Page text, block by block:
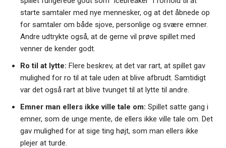
starte samtaler med nye mennesker, og at det åbnede op
for samtaler om både sjove, personlige og svære emner.
Andre udtrykte også, at de gerne vil prøve spillet med
venner de kender godt.
Ro til at lytte: Flere beskrev, at det var rart, at spillet gav
mulighed for ro til at tale uden at blive afbrudt. Samtidigt
var det også rart at blive tvunget til at lytte til andre.
Emner man ellers ikke ville tale om: Spillet satte gang i
emner, som de unge mente, de ellers ikke ville tale om. Det
gav mulighed for at sige ting højt, som man ellers ikke
plejer at turde.